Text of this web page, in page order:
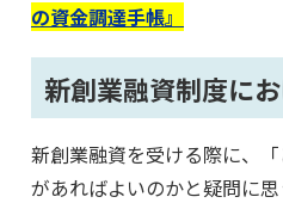
の資金調達手帳』
新創業融資制度に
新創業融資を受ける際に、「
があればよいのかと疑問に